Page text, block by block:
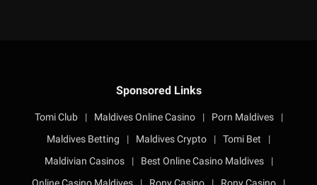
Sponsored Links
Tomi Club | Maldives Online Casino | Porn Maldives
|
Maldives Betting
| Maldives Crypto | Tomi Bet
|
Maldivian Casinos
| Best Online Casino Maldives
|